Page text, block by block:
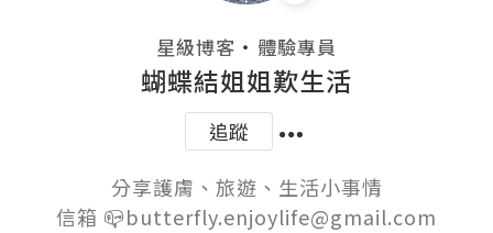
星級博客 ・ 體驗專員
蝴蝶結姐姐歎生活
追蹤
分享護膚、旅遊、生活小事情
信箱 📪butterfly.enjoylife@gmail.com